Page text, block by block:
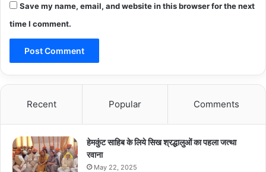
Save my name, email, and website in this browser for the next
time I comment.
Recent Popular Comments
हेमकुंट साहिब के लिये सिख श्रद्धालुओं का पहला जत्था
रवाना
May 22, 2025